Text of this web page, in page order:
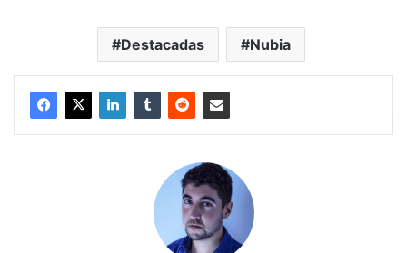
Destacadas Nubia